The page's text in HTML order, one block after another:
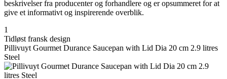
beskrivelser fra producenter og forhandlere og er opsummeret for at
give et informativt og inspirerende overblik.
1
Tidløst fransk design
Pillivuyt Gourmet Durance Saucepan with Lid Dia 20 cm 2.9 litres
Steel